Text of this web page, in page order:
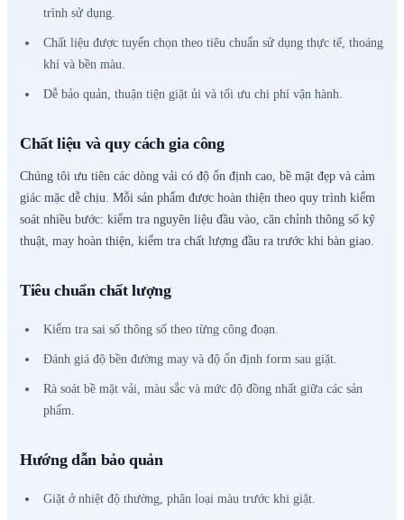
trình sử dụng.
Chất liệu được tuyển chọn theo tiêu chuẩn sử dụng thực tế, thoáng
khí và bền màu.
Dễ bảo quản, thuận tiện giặt ủi và tối ưu chi phí vận hành.
Chất liệu và quy cách gia công
Chúng tôi ưu tiên các dòng vải có độ ổn định cao, bề mặt đẹp và cảm
giác mặc dễ chịu. Mỗi sản phẩm được hoàn thiện theo quy trình kiểm
soát nhiều bước: kiểm tra nguyên liệu đầu vào, căn chỉnh thông số kỹ
thuật, may hoàn thiện, kiểm tra chất lượng đầu ra trước khi bàn giao.
Tiêu chuẩn chất lượng
Kiểm tra sai số thông số theo từng công đoạn.
Đánh giá độ bền đường may và độ ổn định form sau giặt.
Rà soát bề mặt vải, màu sắc và mức độ đồng nhất giữa các sản
phẩm.
Hướng dẫn bảo quản
Giặt ở nhiệt độ thường, phân loại màu trước khi giặt.